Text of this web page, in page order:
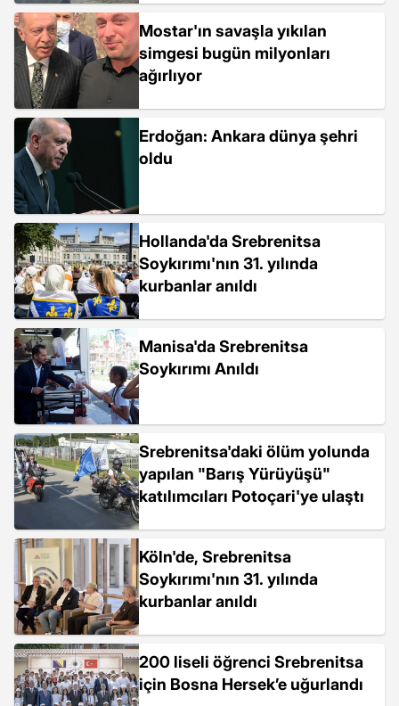
Mostar'ın savaşla yıkılan
simgesi bugün milyonları
ağırlıyor
Erdoğan: Ankara dünya şehri
oldu
Hollanda'da Srebrenitsa
Soykırımı'nın 31. yılında
kurbanlar anıldı
Manisa'da Srebrenitsa
Soykırımı Anıldı
Srebrenitsa'daki ölüm yolunda
yapılan "Barış Yürüyüşü"
katılımcıları Potoçari'ye ulaştı
Köln'de, Srebrenitsa
Soykırımı'nın 31. yılında
kurbanlar anıldı
200 liseli öğrenci Srebrenitsa
için Bosna Hersek’e uğurlandı